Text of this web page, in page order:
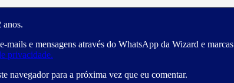
anos.
mails e mensagens através do WhatsApp da Wizard e marcas
privacidade.
navegador para a próxima vez que eu comentar.